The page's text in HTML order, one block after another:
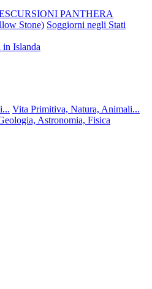
PANTHERA
Stone) Soggiorni negli Stati
in Islanda
Vita Primitiva, Natura, Animali...
Astronomia, Fisica